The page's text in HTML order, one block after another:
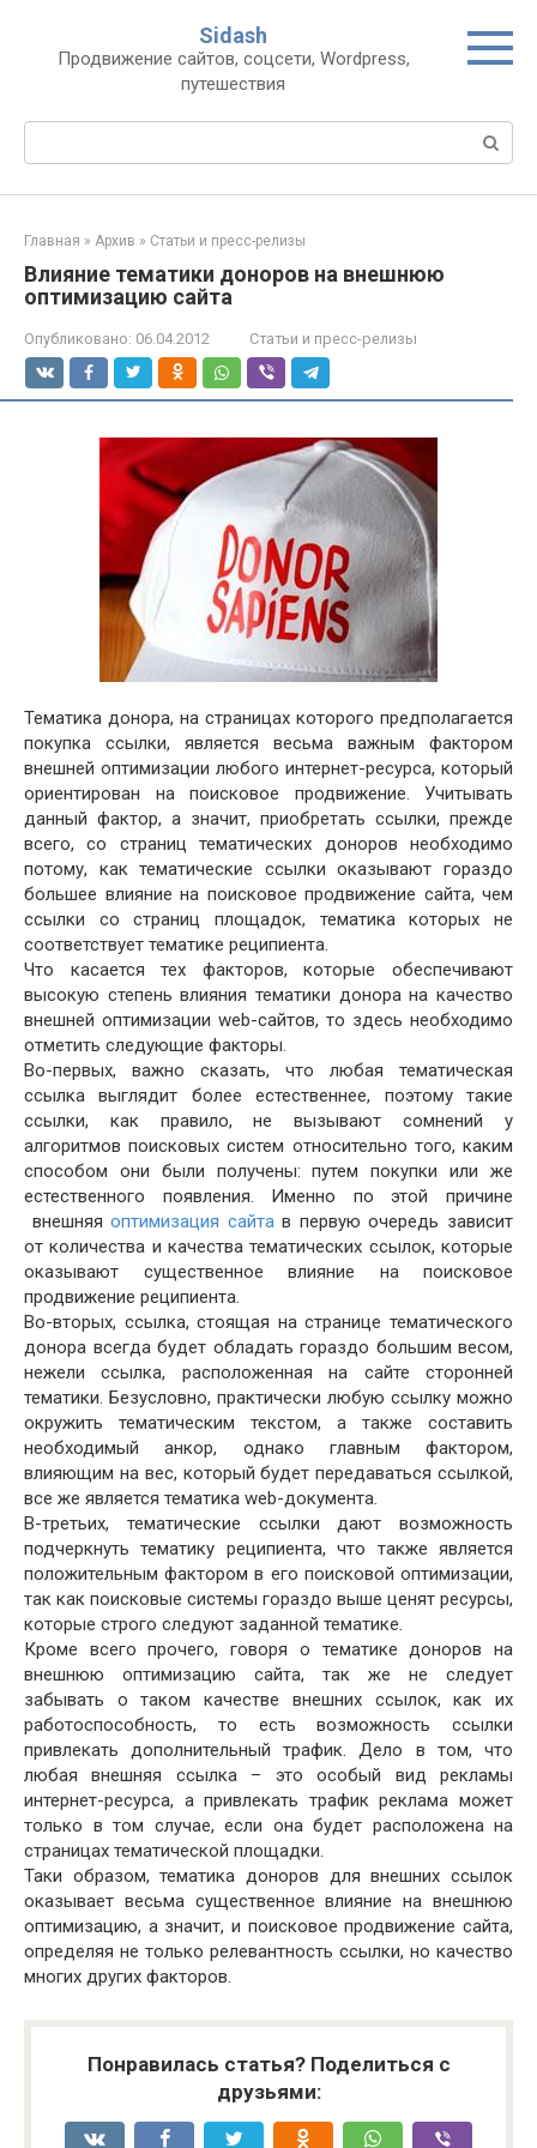
контенту
Sidash
Продвижение сайтов, соцсети, Wordpress,
путешествия
Главная » Архив » Статьи и пресс-релизы
Влияние тематики доноров на внешнюю
оптимизацию сайта
Опубликовано: 06.04.2012 Статьи и пресс-релизы
Тематика донора, на страницах которого предполагается
покупка ссылки, является весьма важным фактором
внешней оптимизации любого интернет-ресурса, который
ориентирован на поисковое продвижение. Учитывать
данный фактор, а значит, приобретать ссылки, прежде
всего, со страниц тематических доноров необходимо
потому, как тематические ссылки оказывают гораздо
большее влияние на поисковое продвижение сайта, чем
ссылки со страниц площадок, тематика которых не
соответствует тематике реципиента.
Что касается тех факторов, которые обеспечивают
высокую степень влияния тематики донора на качество
внешней оптимизации web-сайтов, то здесь необходимо
отметить следующие факторы.
Во-первых, важно сказать, что любая тематическая
ссылка выглядит более естественнее, поэтому такие
ссылки, как правило, не вызывают сомнений у
алгоритмов поисковых систем относительно того, каким
способом они были получены: путем покупки или же
естественного появления. Именно по этой причине
внешняяоптимизация сайтав первую очередь зависит
от количества и качества тематических ссылок, которые
оказывают существенное влияние на поисковое
продвижение реципиента.
Во-вторых, ссылка, стоящая на странице тематического
донора всегда будет обладать гораздо большим весом,
нежели ссылка, расположенная на сайте сторонней
тематики. Безусловно, практически любую ссылку можно
окружить тематическим текстом, а также составить
необходимый анкор, однако главным фактором,
влияющим на вес, который будет передаваться ссылкой,
все же является тематика web-документа.
В-третьих, тематические ссылки дают возможность
подчеркнуть тематику реципиента, что также является
положительным фактором в его поисковой оптимизации,
так как поисковые системы гораздо выше ценят ресурсы,
которые строго следуют заданной тематике.
Кроме всего прочего, говоря о тематике доноров на
внешнюю оптимизацию сайта, так же не следует
забывать о таком качестве внешних ссылок, как их
работоспособность, то есть возможность ссылки
привлекать дополнительный трафик. Дело в том, что
любая внешняя ссылка – это особый вид рекламы
интернет-ресурса, а привлекать трафик реклама может
только в том случае, если она будет расположена на
страницах тематической площадки.
Таки образом, тематика доноров для внешних ссылок
оказывает весьма существенное влияние на внешнюю
оптимизацию, а значит, и поисковое продвижение сайта,
определяя не только релевантность ссылки, но качество
многих других факторов.
Понравилась статья? Поделиться с
друзьями: